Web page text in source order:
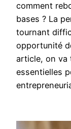
comment
bases ? La
tournant
opportunité
article, on va
essentielles